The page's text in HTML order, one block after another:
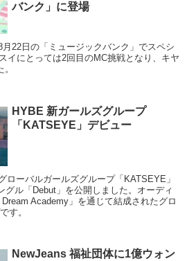
バンク」に登場
22日の「ミュージックバンク」でスペシ
イにとっては2回目のMC挑戦となり、キヤ
HYBE 新ガールズグループ
「KATSEYE」デビュー
ローバルガールズグループ「KATSEYE」
グル「Debut」を公開しました。オーディ
Academy」を通じて結成されたグロ
す。
NewJeans 福祉団体に1億ウォン